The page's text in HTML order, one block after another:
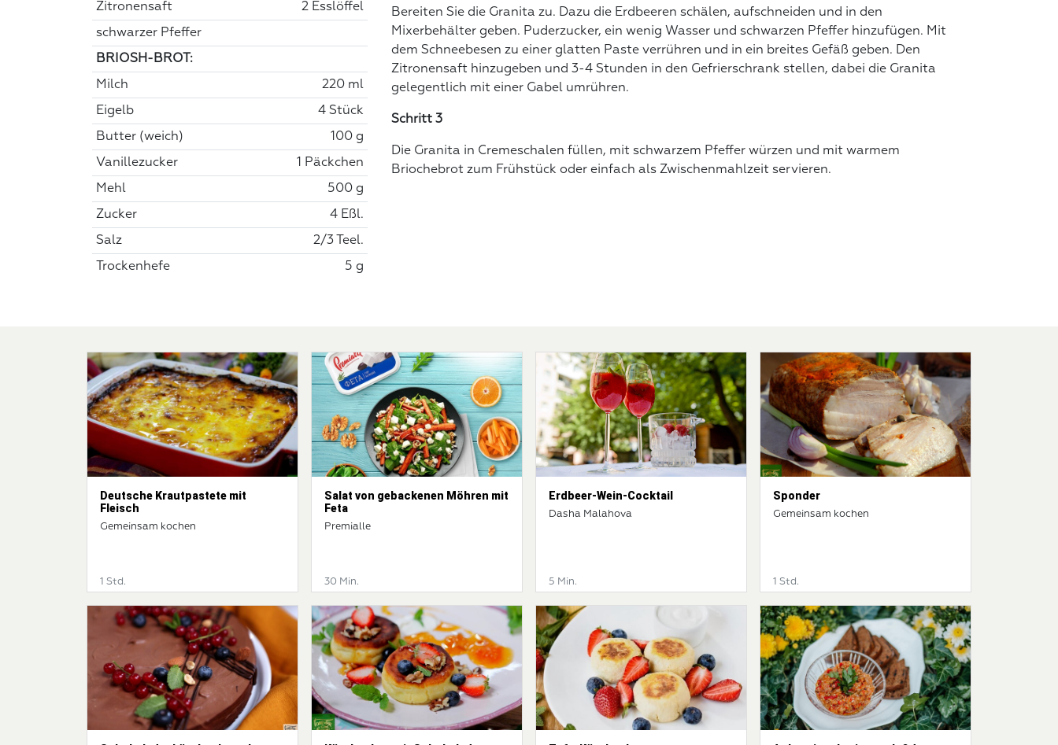
Zitronensaft 2 Esslöffel
schwarzer Pfeffer
BRIOSH-BROT:
Milch 220 ml
Eigelb 4 Stück
Butter (weich) 100 g
Vanillezucker 1 Päckchen
Mehl 500 g
Zucker 4 Eßl.
Salz 2/3 Teel.
Trockenhefe 5 g
Bereiten Sie die Granita zu. Dazu die Erdbeeren schälen, aufschneiden und in den
Mixerbehälter geben. Puderzucker, ein wenig Wasser und schwarzen Pfeffer hinzufügen. Mit
dem Schneebesen zu einer glatten Paste verrühren und in ein breites Gefäß geben. Den
Zitronensaft hinzugeben und 3-4 Stunden in den Gefrierschrank stellen, dabei die Granita
gelegentlich mit einer Gabel umrühren.
Schritt 3
Die Granita in Cremeschalen füllen, mit schwarzem Pfeffer würzen und mit warmem
Briochebrot zum Frühstück oder einfach als Zwischenmahlzeit servieren.
Deutsche Krautpastete mit
Fleisch
Gemeinsam kochen
1 Std.
Salat von gebackenen Möhren mit
Feta
Premialle
30 Min.
Erdbeer-Wein-Cocktail
Dasha Malahova
5 Min.
Sponder
Gemeinsam kochen
1 Std.